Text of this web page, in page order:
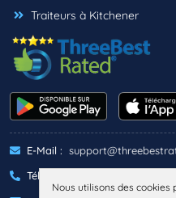
Traiteurs à Kitchener
E-Mail :
Téléphone :
Nous utilisons des cookies